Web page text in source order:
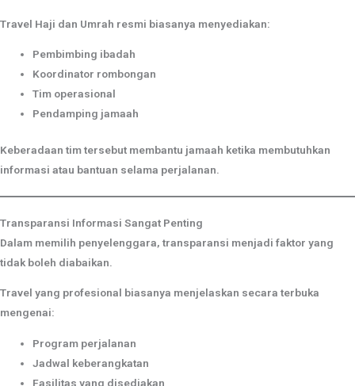
Travel Haji dan Umrah resmi biasanya menyediakan:
Pembimbing ibadah
Koordinator rombongan
Tim operasional
Pendamping jamaah
Keberadaan tim tersebut membantu jamaah ketika membutuhkan
informasi atau bantuan selama perjalanan.
Transparansi Informasi Sangat Penting
Dalam memilih penyelenggara, transparansi menjadi faktor yang
tidak boleh diabaikan.
Travel yang profesional biasanya menjelaskan secara terbuka
mengenai:
Program perjalanan
Jadwal keberangkatan
Fasilitas yang disediakan